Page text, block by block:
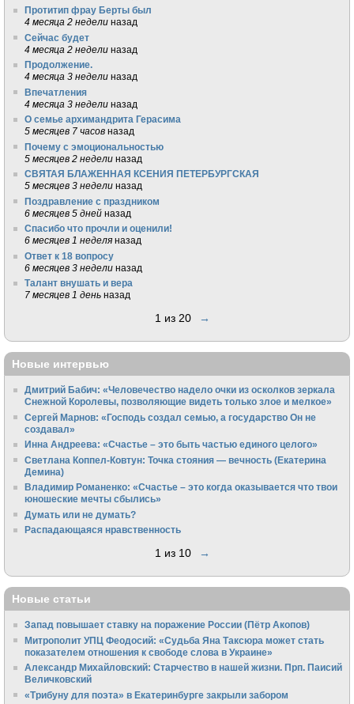
Протитип фрау Берты был
4 месяца 2 недели назад
Сейчас будет
4 месяца 2 недели назад
Продолжение.
4 месяца 3 недели назад
Впечатления
4 месяца 3 недели назад
О семье архимандрита Герасима
5 месяцев 7 часов назад
Почему с эмоциональностью
5 месяцев 2 недели назад
СВЯТАЯ БЛАЖЕННАЯ КСЕНИЯ ПЕТЕРБУРГСКАЯ
5 месяцев 3 недели назад
Поздравление с праздником
6 месяцев 5 дней назад
Спасибо что прочли и оценили!
6 месяцев 1 неделя назад
Ответ к 18 вопросу
6 месяцев 3 недели назад
Талант внушать и вера
7 месяцев 1 день назад
1 из 20 →
Новые интервью
Дмитрий Бабич: «Человечество надело очки из осколков зеркала
Снежной Королевы, позволяющие видеть только злое и мелкое»
Сергей Марнов: «Господь создал семью, а государство Он не
создавал»
Инна Андреева: «Счастье – это быть частью единого целого»
Светлана Коппел-Ковтун: Точка стояния — вечность (Екатерина
Демина)
Владимир Романенко: «Счастье – это когда оказывается что твои
юношеские мечты сбылись»
Думать или не думать?
Распадающаяся нравственность
1 из 10 →
Новые статьи
Запад повышает ставку на поражение России (Пётр Акопов)
Митрополит УПЦ Феодосий: «Судьба Яна Таксюра может стать
показателем отношения к свободе слова в Украине»
Алек­сандр Михайловский: Старчество в нашей жизни. Прп. Паисий
Величковский
«Трибуну для поэта» в Екатеринбурге закрыли забором